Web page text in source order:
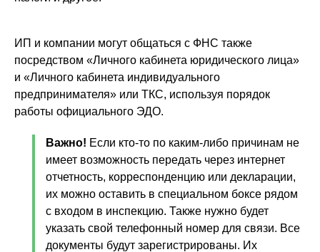
ИП и компании могут общаться с ФНС также
посредством «Личного кабинета юридического лица»
и «Личного кабинета индивидуального
предпринимателя» или ТКС, используя порядок
работы официального ЭДО.
Важно! Если кто-то по каким-либо причинам не
имеет возможность передать через интернет
отчетность, корреспонденцию или декларации,
их можно оставить в специальном боксе рядом
с входом в инспекцию. Также нужно будет
указать свой телефонный номер для связи. Все
документы будут зарегистрированы. Их